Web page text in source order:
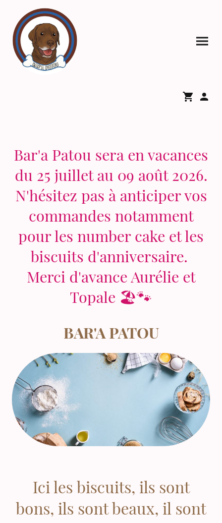
Bar'a Patou sera en vacances
du 25 juillet au 09 août 2026.
N'hésitez pas à anticiper vos
commandes notamment
pour les number cake et les
biscuits d'anniversaire.
Merci d'avance Aurélie et
Topale 🏖🐾
BAR'A PATOU
Ici les biscuits, ils sont
bons, ils sont beaux, il sont